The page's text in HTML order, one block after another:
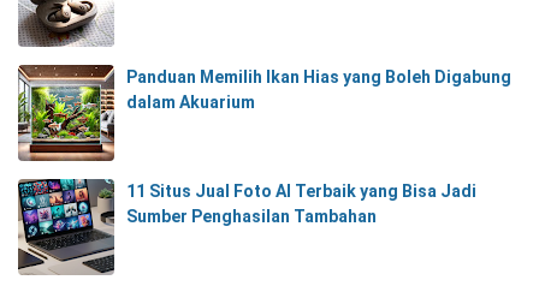
Panduan Memilih Ikan Hias yang Boleh Digabung
dalam Akuarium
11 Situs Jual Foto AI Terbaik yang Bisa Jadi
Sumber Penghasilan Tambahan